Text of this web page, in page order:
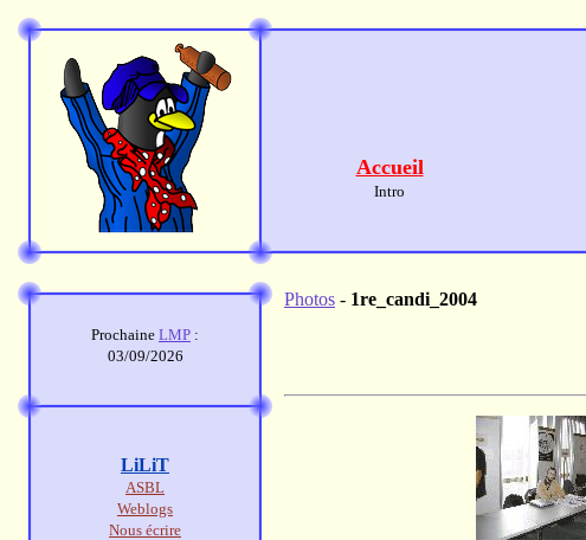
Accueil
Intro
Photos - 1re_candi_2004
Prochaine LMP :
03/09/2026
LiLiT
ASBL
Weblogs
Nous écrire